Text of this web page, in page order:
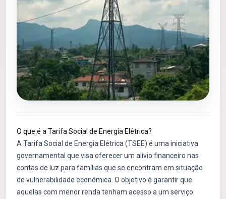
O que é a Tarifa Social de Energia Elétrica?
A Tarifa Social de Energia Elétrica (TSEE) é uma iniciativa
governamental que visa oferecer um alívio financeiro nas
contas de luz para famílias que se encontram em situação
de vulnerabilidade econômica. O objetivo é garantir que
aquelas com menor renda tenham acesso a um serviço